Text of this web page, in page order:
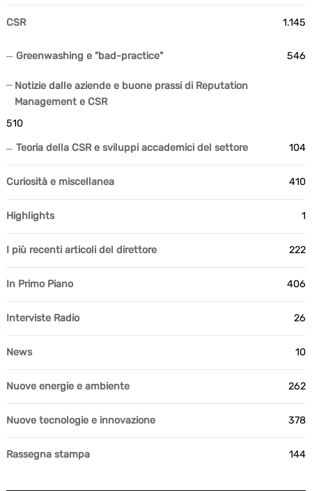
CSR 1.145
Greenwashing e "bad-practice" 546
Notizie dalle aziende e buone prassi di Reputation
Management e CSR
510
Teoria della CSR e sviluppi accademici del settore 104
Curiosità e miscellanea 410
Highlights 1
I più recenti articoli del direttore 222
In Primo Piano 406
Interviste Radio 26
News 10
Nuove energie e ambiente 262
Nuove tecnologie e innovazione 378
Rassegna stampa 144